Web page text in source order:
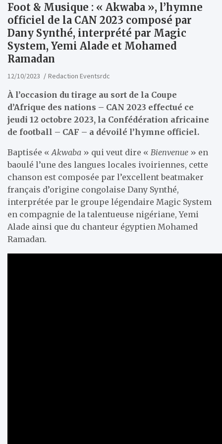
Foot & Musique : « Akwaba », l’hymne
officiel de la CAN 2023 composé par
Dany Synthé, interprété par Magic
System, Yemi Alade et Mohamed
Ramadan
12/10/2023 Redaction Eventsrdc
À l’occasion du tirage au sort de la Coupe
d’Afrique des nations – CAN 2023 effectué ce
jeudi 12 octobre 2023, la Confédération africaine
de football – CAF – a dévoilé l’hymne officiel.
Baptisée « Akwaba » qui veut dire « Bienvenue » en
baoulé l’une des langues locales ivoiriennes, cette
chanson est composée par l’excellent beatmaker
français d’origine congolaise Dany Synthé,
interprétée par le groupe légendaire Magic System
en compagnie de la talentueuse nigériane, Yemi
Alade ainsi que du chanteur égyptien Mohamed
Ramadan.